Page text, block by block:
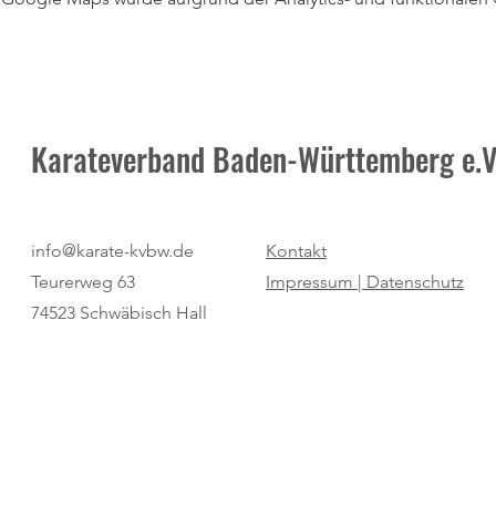
Karateverband Baden-Württemberg
info@karate-kvbw.de
Teurerweg 63
74523 Schwäbisch Hall
Kontakt
Impressum | Datenschutz